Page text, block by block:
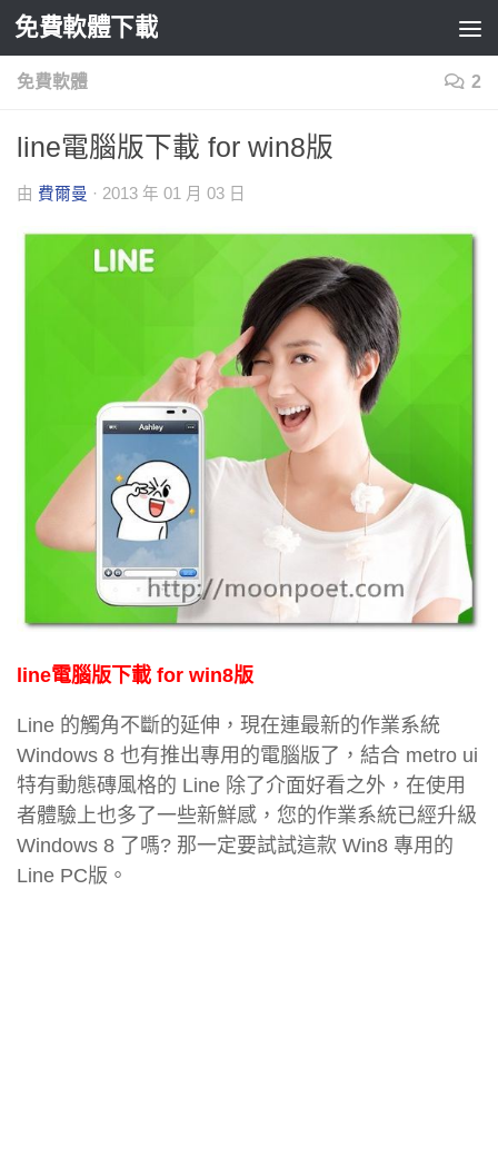
Skip to content
免費軟體下載
免費軟體 2
line電腦版下載 for win8版
由 費爾曼 · 2013 年 01 月 03 日
line電腦版下載 for win8版
Line 的觸角不斷的延伸，現在連最新的作業系統
Windows 8 也有推出專用的電腦版了，結合 metro ui
特有動態磚風格的 Line 除了介面好看之外，在使用
者體驗上也多了一些新鮮感，您的作業系統已經升級
Windows 8 了嗎? 那一定要試試這款 Win8 專用的
Line PC版。